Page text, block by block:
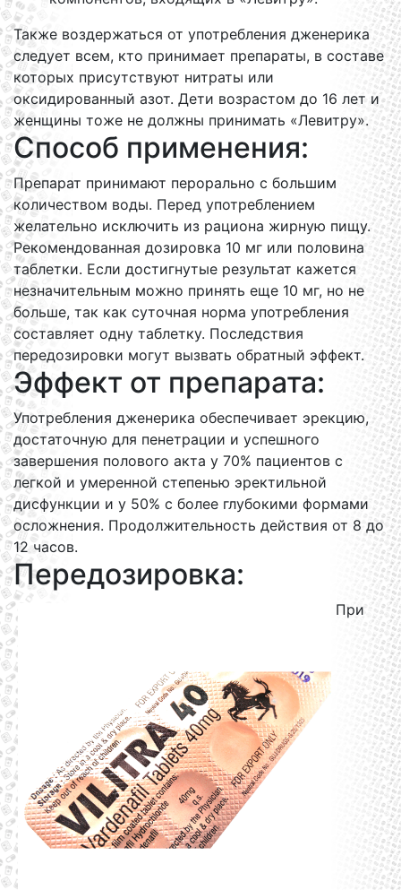
Также воздержаться от употребления дженерика
следует всем, кто принимает препараты, в составе
которых присутствуют нитраты или
оксидированный азот. Дети возрастом до 16 лет и
женщины тоже не должны принимать «Левитру».
Способ применения:
Препарат принимают перорально с большим
количеством воды. Перед употреблением
желательно исключить из рациона жирную пищу.
Рекомендованная дозировка 10 мг или половина
таблетки. Если достигнутые результат кажется
незначительным можно принять еще 10 мг, но не
больше, так как суточная норма употребления
составляет одну таблетку. Последствия
передозировки могут вызвать обратный эффект.
Эффект от препарата:
Употребления дженерика обеспечивает эрекцию,
достаточную для пенетрации и успешного
завершения полового акта у 70% пациентов с
легкой и умеренной степенью эректильной
дисфункции и у 50% с более глубокими формами
осложнения. Продолжительность действия от 8 до
12 часов.
Передозировка:
При